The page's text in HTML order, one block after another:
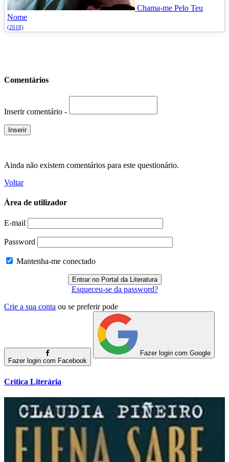
Chama-me Pelo Teu
Nome
(2018)
Comentários
Inserir comentário -
Ainda não existem comentários para este questionário.
Voltar
Área de utilizador
E-mail
Password
Mantenha-me conectado
Esqueceu-se da password?
Crie a sua conta ou se preferir pode
Fazer login com Facebook
Fazer login com Google
Crítica Literária